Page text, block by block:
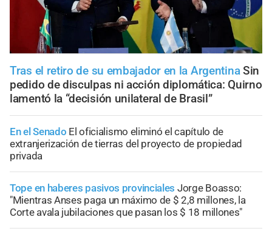
Tras el retiro de su embajador en la Argentina Sin
pedido de disculpas ni acción diplomática: Quirno
lamentó la “decisión unilateral de Brasil”
En el Senado El oficialismo eliminó el capítulo de
extranjerización de tierras del proyecto de propiedad
privada
Tope en haberes pasivos provinciales Jorge Boasso:
"Mientras Anses paga un máximo de $ 2,8 millones, la
Corte avala jubilaciones que pasan los $ 18 millones"